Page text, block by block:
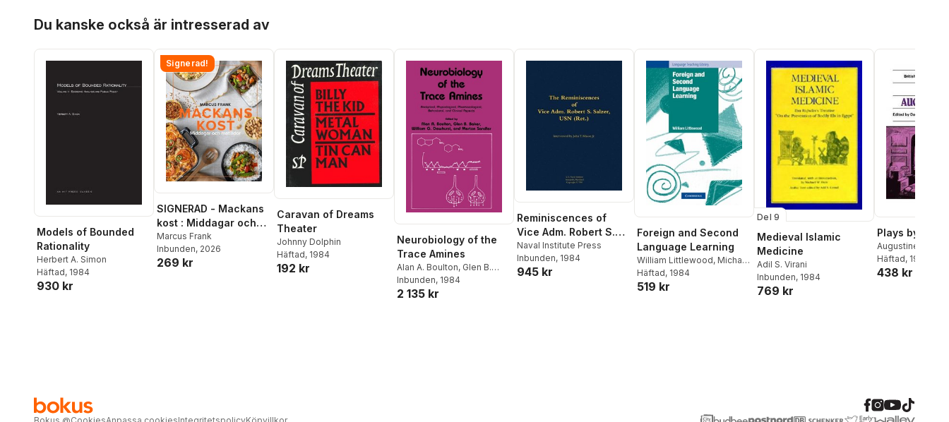
Du kanske också är intresserad av
Models of Bounded
Rationality
Herbert A. Simon
Häftad, 1984
930 kr
Signerad!
SIGNERAD - Mackans
kost : Middagar och
matlådor
Marcus Frank
Inbunden, 2026
269 kr
Caravan of Dreams
Theater
Johnny Dolphin
Häftad, 1984
192 kr
Neurobiology of the
Trace Amines
Alan A. Boulton, Glen B.
Baker,William G. Dewhurst
Merton Sandler
Inbunden, 1984
2 135 kr
Reminiscences of
Vice Adm. Robert S.
Salzer, USN (Ret.)
Naval Institute Press
Inbunden, 1984
945 kr
Foreign and Second
Language Learning
William Littlewood, Michael
Swan
Häftad, 1984
519 kr
Del 9
Medieval Islamic
Medicine
Adil S. Virani
Inbunden, 1984
769 kr
Plays by
Augustine Daly
Wilmeth,
Häftad, 1984
438 kr